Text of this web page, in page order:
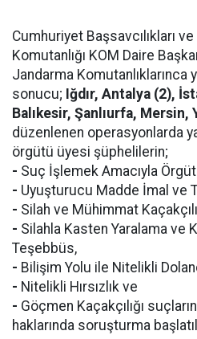
Cumhuriyet Başsavcılıkları
Komutanlığı KOM Daire
Jandarma Komutanlıklarınca
sonucu; Iğdır, Antalya (2),
Balıkesir, Şanlıurfa, Mersin,
düzenlenen operasyonlarda
örgütü üyesi şüphelilerin;
- Suç İşlemek Amacıyla
- Uyuşturucu Madde İmal ve
- Silah ve Mühimmat
- Silahla Kasten Yaralama ve
Teşebbüs,
- Bilişim Yolu ile Nitelikli
- Nitelikli Hırsızlık ve
- Göçmen Kaçakçılığı
haklarında soruşturma